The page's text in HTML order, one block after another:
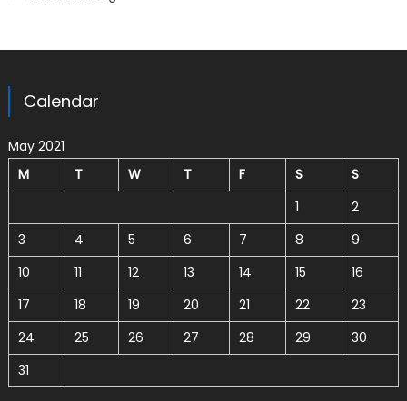
Calendar
May 2021
M
T W T F S
S
1
2
3
4 5 6 7 8
9
10
11 12 13 14 15
16
17
18 19 20 21 22
23
24
25 26 27 28 29
30
31